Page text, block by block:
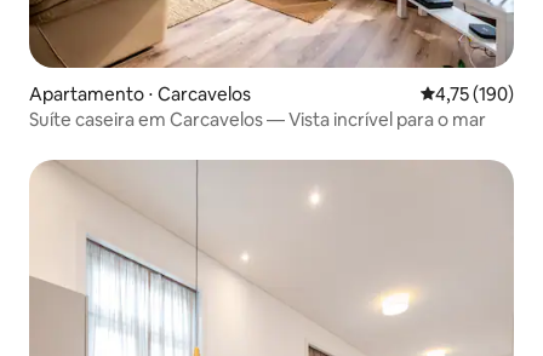
Apartamento ⋅ Carcavelos 4,75 de uma
4,75 (190)
Suíte caseira em Carcavelos — Vista incrível para o mar